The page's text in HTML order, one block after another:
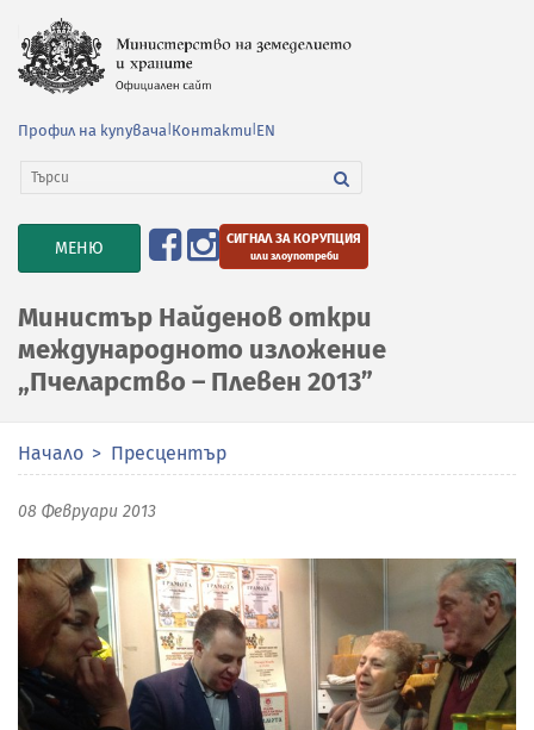
Профил на купувача Контакти EN
TOGGLE
NAVIGATION
МЕНЮ СИГНАЛ ЗА КОРУПЦИЯ
или злоупотреби
Министър Найденов откри
международното изложение
„Пчеларство – Плевен 2013”
Начало Пресцентър
08 Февруари 2013